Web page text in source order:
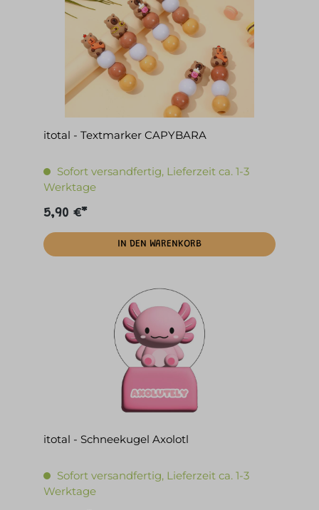
itotal - Textmarker CAPYBARA
Sofort versandfertig, Lieferzeit ca. 1-3
Werktage
5,90 €*
IN DEN WARENKORB
itotal - Schneekugel Axolotl
Sofort versandfertig, Lieferzeit ca. 1-3
Werktage